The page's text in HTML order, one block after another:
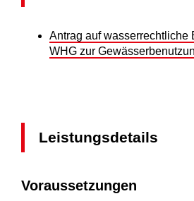
Antrag auf wasserrechtliche
WHG zur
Leistungsdetails
Voraussetzungen